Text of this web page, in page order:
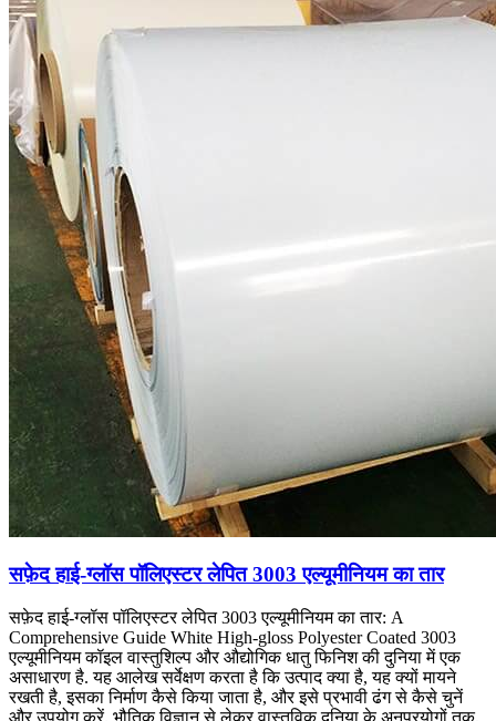
सफ़ेद हाई-ग्लॉस पॉलिएस्टर लेपित 3003 एल्यूमीनियम का तार
सफ़ेद हाई-ग्लॉस पॉलिएस्टर लेपित 3003 एल्यूमीनियम का तार: A
Comprehensive Guide White High-gloss Polyester Coated 3003
एल्यूमीनियम कॉइल वास्तुशिल्प और औद्योगिक धातु फिनिश की दुनिया में एक
असाधारण है. यह आलेख सर्वेक्षण करता है कि उत्पाद क्या है, यह क्यों मायने
रखती है, इसका निर्माण कैसे किया जाता है, और इसे प्रभावी ढंग से कैसे चुनें
और उपयोग करें. भौतिक विज्ञान से लेकर वास्तविक दुनिया के अनुप्रयोगों तक,